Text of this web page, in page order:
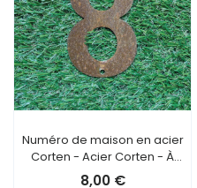
Numéro de maison en acier
Corten - Acier Corten - À
visser - 8
8,00 €